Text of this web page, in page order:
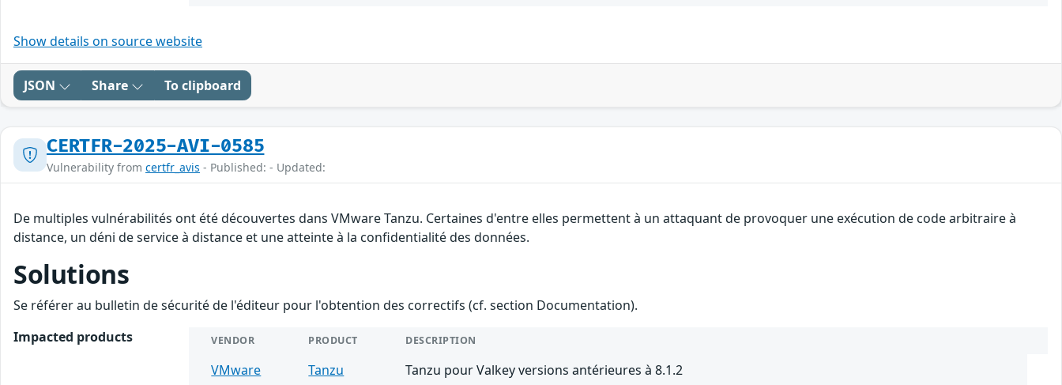
Show details on source website
JSON Share To clipboard
CERTFR-2025-AVI-0585
Vulnerability from certfr_avis - Published: - Updated:
De multiples vulnérabilités ont été découvertes dans VMware Tanzu. Certaines d'entre elles permettent à un attaquant de provoquer une exécution de code arbitraire à
distance, un déni de service à distance et une atteinte à la confidentialité des données.
Solutions
Se référer au bulletin de sécurité de l'éditeur pour l'obtention des correctifs (cf. section Documentation).
Impacted products
VENDOR PRODUCT DESCRIPTION
VMware Tanzu
Tanzu pour Valkey versions antérieures à 8.1.2